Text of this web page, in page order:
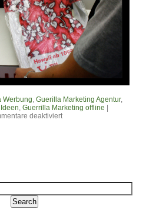
Werbung, Guerilla Marketing Agentur,
, Guerrilla Marketing offline
deaktiviert